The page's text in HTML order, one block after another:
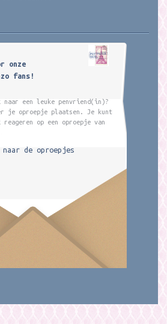
onze
fans!
naar een leuke penvriend(in)?
je oproepje plaatsen. Je kunt
op een oproepje van
naar de oproepjes